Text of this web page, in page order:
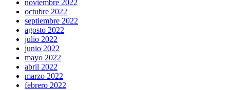
noviembre 2022
octubre 2022
septiembre 2022
agosto 2022
julio 2022
junio 2022
mayo 2022
abril 2022
marzo 2022
febrero 2022